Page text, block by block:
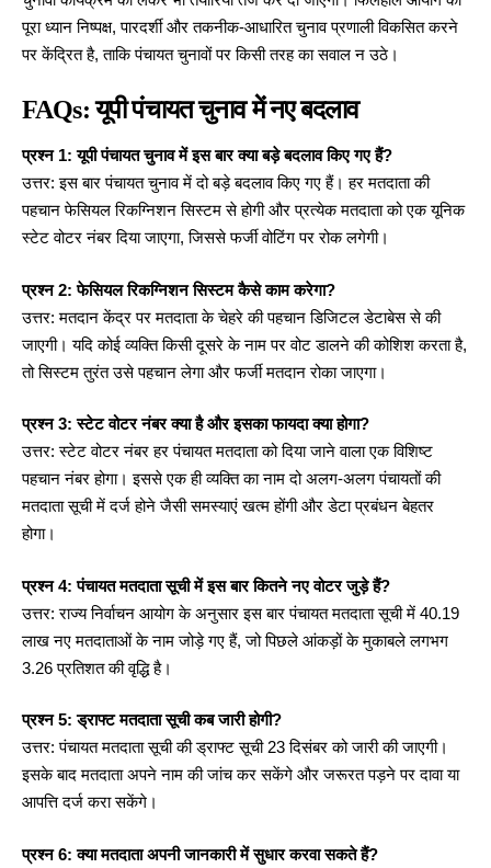
पूरा ध्यान निष्पक्ष, पारदर्शी और तकनीक-आधारित चुनाव प्रणाली विकसित करने
पर केंद्रित है, ताकि पंचायत चुनावों पर किसी तरह का सवाल न उठे।
FAQs: यूपी पंचायत चुनाव में नए बदलाव
प्रश्न 1: यूपी पंचायत चुनाव में इस बार क्या बड़े बदलाव किए गए हैं?
उत्तर: इस बार पंचायत चुनाव में दो बड़े बदलाव किए गए हैं। हर मतदाता की
पहचान फेसियल रिकग्निशन सिस्टम से होगी और प्रत्येक मतदाता को एक यूनिक
स्टेट वोटर नंबर दिया जाएगा, जिससे फर्जी वोटिंग पर रोक लगेगी।
प्रश्न 2: फेसियल रिकग्निशन सिस्टम कैसे काम करेगा?
उत्तर: मतदान केंद्र पर मतदाता के चेहरे की पहचान डिजिटल डेटाबेस से की
जाएगी। यदि कोई व्यक्ति किसी दूसरे के नाम पर वोट डालने की कोशिश करता है,
तो सिस्टम तुरंत उसे पहचान लेगा और फर्जी मतदान रोका जाएगा।
प्रश्न 3: स्टेट वोटर नंबर क्या है और इसका फायदा क्या होगा?
उत्तर: स्टेट वोटर नंबर हर पंचायत मतदाता को दिया जाने वाला एक विशिष्ट
पहचान नंबर होगा। इससे एक ही व्यक्ति का नाम दो अलग-अलग पंचायतों की
मतदाता सूची में दर्ज होने जैसी समस्याएं खत्म होंगी और डेटा प्रबंधन बेहतर
होगा।
प्रश्न 4: पंचायत मतदाता सूची में इस बार कितने नए वोटर जुड़े हैं?
उत्तर: राज्य निर्वाचन आयोग के अनुसार इस बार पंचायत मतदाता सूची में 40.19
लाख नए मतदाताओं के नाम जोड़े गए हैं, जो पिछले आंकड़ों के मुकाबले लगभग
3.26 प्रतिशत की वृद्धि है।
प्रश्न 5: ड्राफ्ट मतदाता सूची कब जारी होगी?
उत्तर: पंचायत मतदाता सूची की ड्राफ्ट सूची 23 दिसंबर को जारी की जाएगी।
इसके बाद मतदाता अपने नाम की जांच कर सकेंगे और जरूरत पड़ने पर दावा या
आपत्ति दर्ज करा सकेंगे।
प्रश्न 6: क्या मतदाता अपनी जानकारी में सुधार करवा सकते हैं?